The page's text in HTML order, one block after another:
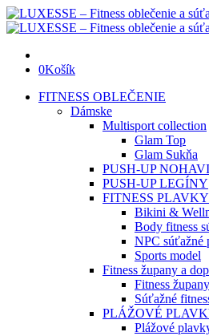
0Košík
FITNESS OBLEČENIE
Dámske
Multisport collection
Glam Top
Glam Sukňa
PUSH-UP
PUSH-UP LEGÍNY
FITNESS PLAVKY
Bikini &
Body fitness
NPC súťažné
Sports model
Fitness župany a
Fitness župany
Súťažné
PLÁŽOVÉ
Plážové